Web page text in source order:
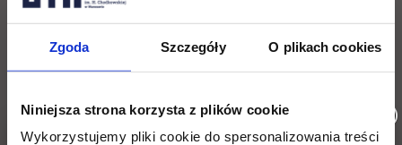
Zgoda Szczegóły O plikach cookies
Niniejsza strona korzysta z plików cookie
Wykorzystujemy pliki cookie do spersonalizowania treści
тисячі книжок в
бібліотеці
реалізованих
унійних проектів